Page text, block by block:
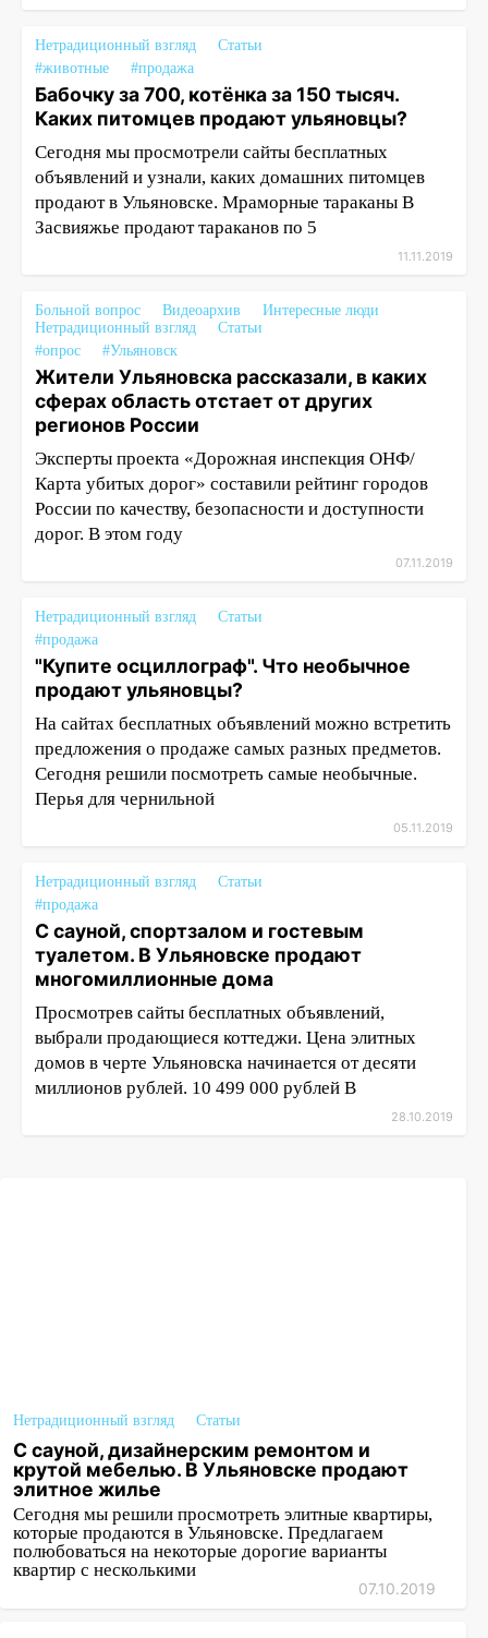
Нетрадиционный взгляд
Статьи
#животные
#продажа
Бабочку за 700, котёнка за 150 тысяч.
Каких питомцев продают ульяновцы?
Сегодня мы просмотрели сайты бесплатных
объявлений и узнали, каких домашних питомцев
продают в Ульяновске. Мраморные тараканы В
Засвияжье продают тараканов по 5
11.11.2019
Больной вопрос Видеоархив
Интересные люди
Нетрадиционный взгляд
Статьи
#опрос
#Ульяновск
Жители Ульяновска рассказали, в каких
сферах область отстает от других
регионов России
Эксперты проекта «Дорожная инспекция ОНФ/
Карта убитых дорог» составили рейтинг городов
России по качеству, безопасности и доступности
дорог. В этом году
07.11.2019
Нетрадиционный взгляд
Статьи
#продажа
"Купите осциллограф". Что необычное
продают ульяновцы?
На сайтах бесплатных объявлений можно встретить
предложения о продаже самых разных предметов.
Сегодня решили посмотреть самые необычные.
Перья для чернильной
05.11.2019
Нетрадиционный взгляд
Статьи
#продажа
С сауной, спортзалом и гостевым
туалетом. В Ульяновске продают
многомиллионные дома
Просмотрев сайты бесплатных объявлений,
выбрали продающиеся коттеджи. Цена элитных
домов в черте Ульяновска начинается от десяти
миллионов рублей. 10 499 000 рублей В
28.10.2019
Нетрадиционный взгляд Статьи
С сауной, дизайнерским ремонтом и
крутой мебелью. В Ульяновске продают
элитное жилье
Сегодня мы решили просмотреть элитные квартиры,
которые продаются в Ульяновске. Предлагаем
полюбоваться на некоторые дорогие варианты
квартир с несколькими
07.10.2019